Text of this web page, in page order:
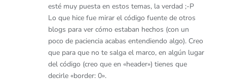
esté muy puesta en estos temas, la verdad ;-P
Lo que hice fue mirar el código fuente de otros
blogs para ver cómo estaban hechos (con un
poco de paciencia acabas entendiendo algo). Creo
que para que no te salga el marco, en algún lugar
del código (creo que en «header») tienes que
decirle «border: 0».